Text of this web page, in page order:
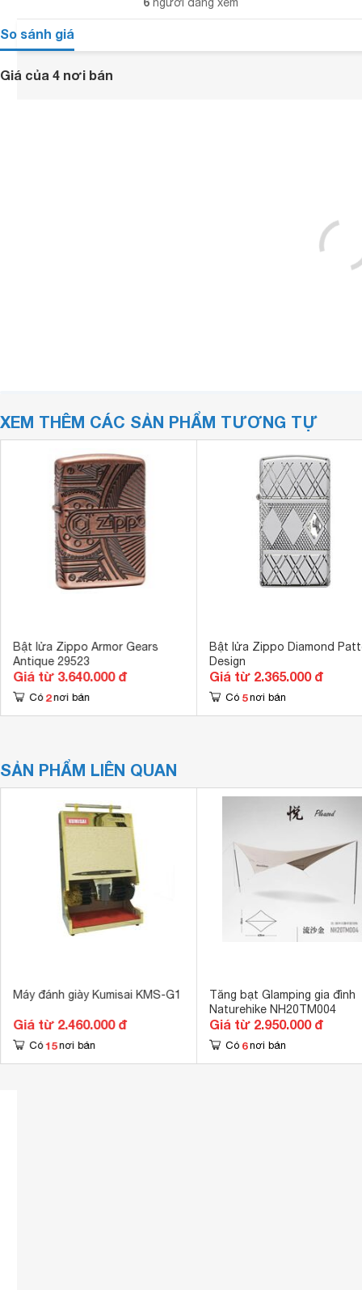
So sánh giá
Giá của 4 nơi bán
XEM THÊM CÁC SẢN PHẨM TƯƠNG TỰ
Bật lửa Zippo Armor Gears
Antique 29523
Giá từ 3.640.000 đ
Có 2 nơi bán
Bật lửa Zippo Diamond
Design
Giá từ 2.365.000 đ
Có 5 nơi bán
SẢN PHẨM LIÊN QUAN
Máy đánh giày Kumisai KMS-G1
Giá từ 2.460.000 đ
Có 15 nơi bán
Tăng bạt Glamping gia đình
Naturehike NH20TM004
Giá từ 2.950.000 đ
Có 6 nơi bán